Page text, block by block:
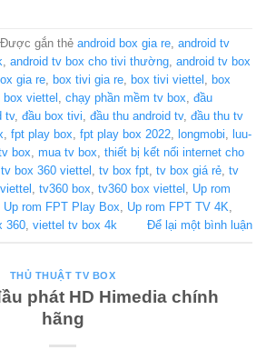
Được gắn thẻ android box gia re, android tv
, android tv box cho tivi thường, android tv box
gia re, box tivi gia re, box tivi viettel , box
box viettel , chạy phần mềm tv box, đầu
tv, đầu box tivi, đầu thu android tv, đầu thu tv
, fpt play box, fpt play box 2022, longmobi, luu-
box, mua tv box, thiết bị kết nối internet cho
tv box 360 viettel , tv box fpt, tv box giá rẻ, tv
, tv360 box, tv360 box viettel , Up rom
Up rom FPT Play Box, Up rom FPT TV 4K,
360, viettel tv box 4k Để lại một bình luận
THỦ THUẬT TV BOX
phát HD Himedia chính
hãng